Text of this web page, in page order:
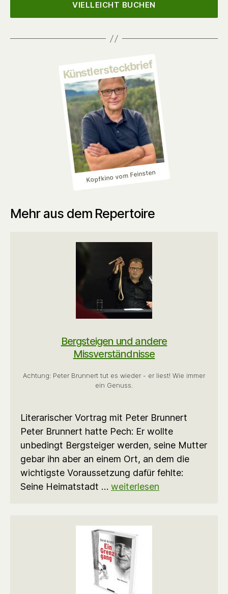
VIELLEICHT BUCHEN
Künstlersteckbrief
Kopfkino vom Feinsten
Mehr aus dem Repertoire
Bergsteigen und andere
Missverständnisse
Achtung: Peter Brunnert tut es wieder - er liest! Wie immer
ein Genuss.
Literarischer Vortrag mit Peter Brunnert
Peter Brunnert hatte Pech: Er wollte
unbedingt Bergsteiger werden, seine Mutter
gebar ihn aber an einem Ort, an dem die
wichtigste Voraussetzung dafür fehlte:
Seine Heimatstadt … weiterlesen